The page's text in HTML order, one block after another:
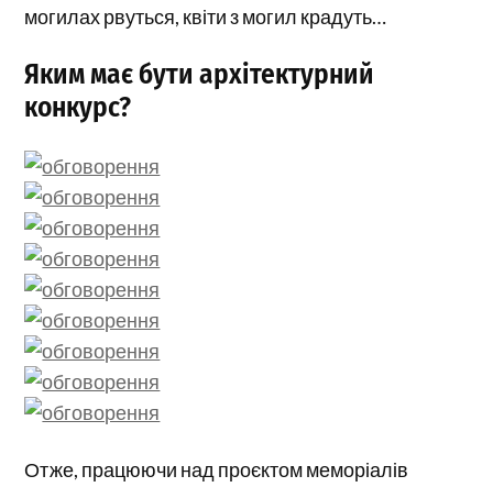
могилах рвуться, квіти з могил крадуть…
Яким має бути архітектурний
конкурс?
Отже, працюючи над проєктом меморіалів